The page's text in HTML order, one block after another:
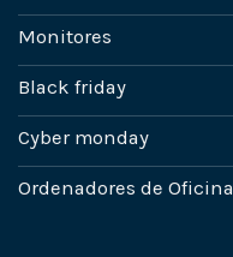
Monitores
Black friday
Cyber monday
Ordenadores de Oficina